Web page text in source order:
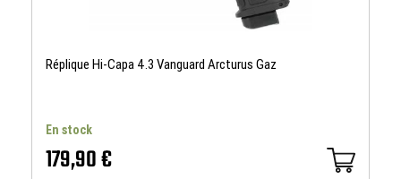
Réplique Hi-Capa 4.3 Vanguard Arcturus Gaz
En stock
179,90 €